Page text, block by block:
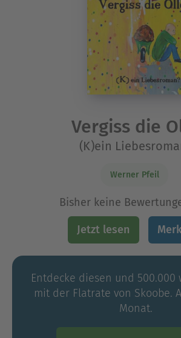
Vergiss die
(K)ein
Werner Pfeil
Bisher keine
Jetzt lesen
Entdecke diesen und
mit der Flatrate von Skoobe.
Monat.